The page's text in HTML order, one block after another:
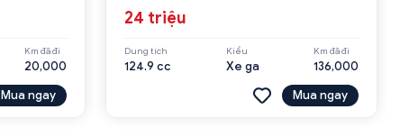
Km đã đi
20,000
Mua ngay
24 triệu
Dung tích
124.9 cc
Kiểu
Xe ga
Km đã đi
136,000
Mua ngay